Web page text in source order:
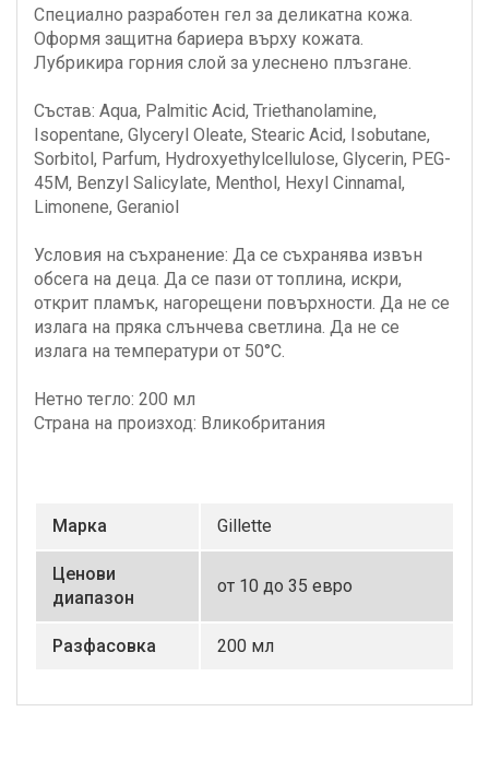
Специално разработен гел за деликатна кожа.
Оформя защитна бариера върху кожата.
Лубрикира горния слой за улеснено плъзгане.
Състав: Aqua, Palmitic Acid, Triethanolamine,
Isopentane, Glyceryl Oleate, Stearic Acid, Isobutane,
Sorbitol, Parfum, Hydroxyethylcellulose, Glycerin, PEG-
45M, Benzyl Salicylate, Menthol, Hexyl Cinnamal,
Limonene, Geraniol
Условия на съхранение: Да се съхранява извън
обсега на деца. Да се пази от топлина, искри,
открит пламък, нагорещени повърхности. Да не се
излага на пряка слънчева светлина. Да не се
излага на температури от 50°С.
Нетно тегло: 200 мл
Страна на произход: Вликобритания
Маркa Gillette
Ценови
диапазон
от 10 до 35 евро
Разфасовка 200 мл